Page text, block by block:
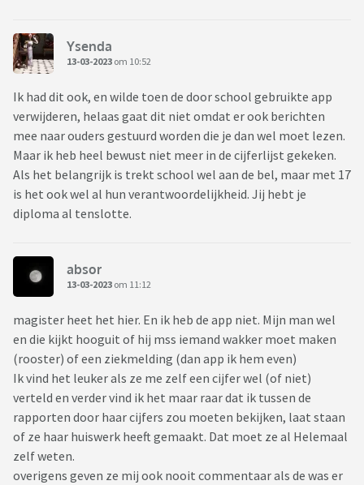
Ysenda
13-03-2023 om 10:52
Ik had dit ook, en wilde toen de door school gebruikte app
verwijderen, helaas gaat dit niet omdat er ook berichten
mee naar ouders gestuurd worden die je dan wel moet lezen.
Maar ik heb heel bewust niet meer in de cijferlijst gekeken.
Als het belangrijk is trekt school wel aan de bel, maar met 17
is het ook wel al hun verantwoordelijkheid. Jij hebt je
diploma al tenslotte.
absor
13-03-2023 om 11:12
magister heet het hier. En ik heb de app niet. Mijn man wel
en die kijkt hooguit of hij mss iemand wakker moet maken
(rooster) of een ziekmelding (dan app ik hem even)
Ik vind het leuker als ze me zelf een cijfer wel (of niet)
verteld en verder vind ik het maar raar dat ik tussen de
rapporten door haar cijfers zou moeten bekijken, laat staan
of ze haar huiswerk heeft gemaakt. Dat moet ze al Helemaal
zelf weten.
overigens geven ze mij ook nooit commentaar als de was er